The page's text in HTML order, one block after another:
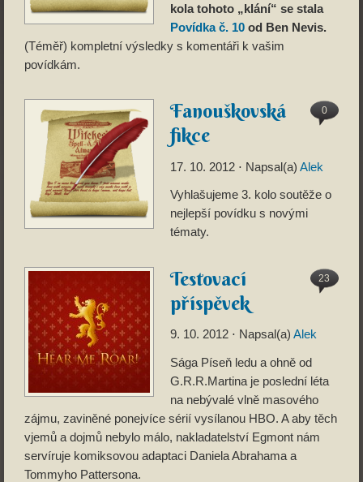
kola tohoto „klání“ se stala
Povídka č. 10 od Ben Nevis.
(Téměř) kompletní výsledky s komentáři k vašim
povídkám.
0
Fanouškovská
fikce
17. 10. 2012 ⋅ Napsal(a) Alek
Vyhlašujeme 3. kolo soutěže o
nejlepší povídku s novými
tématy.
23
Testovací
příspěvek
9. 10. 2012 ⋅ Napsal(a) Alek
Sága Píseň ledu a ohně od
G.R.R.Martina je poslední léta
na nebývalé vlně masového
zájmu, zaviněné ponejvíce sérií vysílanou HBO. A aby těch
vjemů a dojmů nebylo málo, nakladatelství Egmont nám
servíruje komiksovou adaptaci Daniela Abrahama a
Tommyho Pattersona.